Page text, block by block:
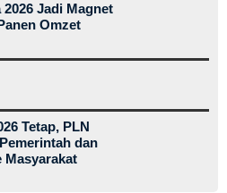
Jadi Magnet
Omzet
Tetap, PLN
dan
Masyarakat